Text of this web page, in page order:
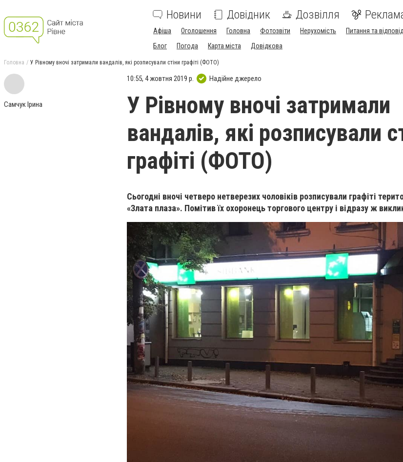
Новини Довідник Дозвілля
Афіша Оголошення Головна Фотозвіти Нерухомість Питання та
Блог
Погода Карта міста Довідкова
Головна У Рівному вночі затримали вандалів, які розписували стіни графіті (ФОТО)
Самчук Ірина
10:55, 4 жовтня 2019 р. Надійне джерело
У Рівному вночі затримали
вандалів, які розписували
графіті (ФОТО)
Сьогодні вночі четверо нетверезих чоловіків розписували графіті
«Злата плаза». Помітив їх охоронець торгового центру і відразу ж